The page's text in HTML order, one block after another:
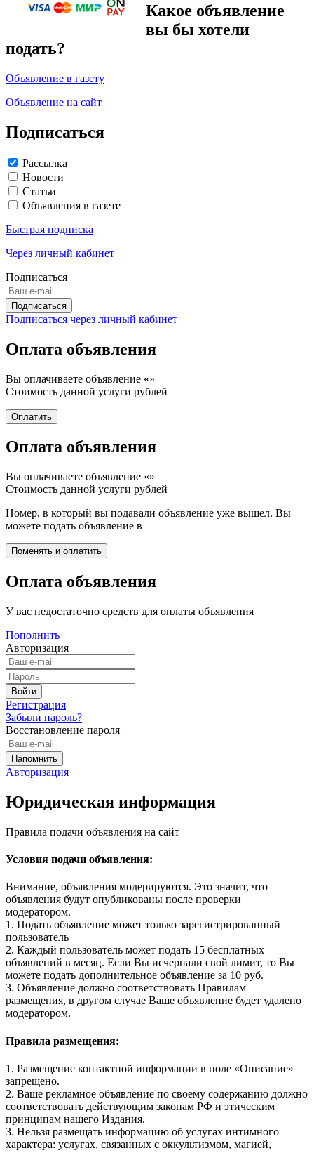
Какое объявление
вы бы хотели
подать?
Объявление в газету
Объявление на сайт
Подписаться
Рассылка
Новости
Статьи
Объявления в газете
Быстрая подписка
Через личный кабинет
Подписаться
Подписаться через личный кабинет
Оплата объявления
Вы оплачиваете объявление «»
Стоимость данной услуги рублей
Оплата объявления
Вы оплачиваете объявление «»
Стоимость данной услуги рублей
Номер, в который вы подавали объявление уже вышел. Вы
можете подать объявление в
Оплата объявления
У вас недостаточно средств для оплаты объявления
Пополнить
Авторизация
Регистрация
Забыли пароль?
Восстановление пароля
Авторизация
Юридическая информация
Правила подачи объявления на сайт
Условия подачи объявления:
Внимание, объявления модерируются. Это значит, что
объявления будут опубликованы после проверки
модератором.
1. Подать объявление может только зарегистрированный
пользователь
2. Каждый пользователь может подать 15 бесплатных
объявлений в месяц. Если Вы исчерпали свой лимит, то Вы
можете подать дополнительное объявление за 10 руб.
3. Объявление должно соответствовать Правилам
размещения, в другом случае Ваше объявление будет удалено
модератором.
Правила размещения:
1. Размещение контактной информации в поле «Описание»
запрещено.
2. Ваше рекламное объявление по своему содержанию должно
соответствовать действующим законам РФ и этическим
принципам нашего Издания.
3. Нельзя размещать информацию об услугах интимного
характера: услугах, связанных с оккультизмом, магией,